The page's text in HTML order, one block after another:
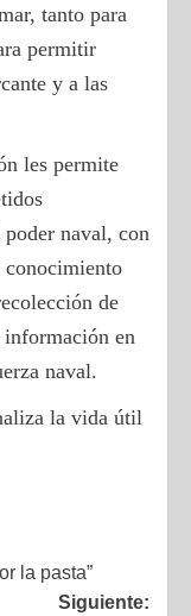
tanto para
permitir
y a las
les permite
naval, con
conocimiento
de
en
naval.
la vida útil
la pasta”
Siguiente: